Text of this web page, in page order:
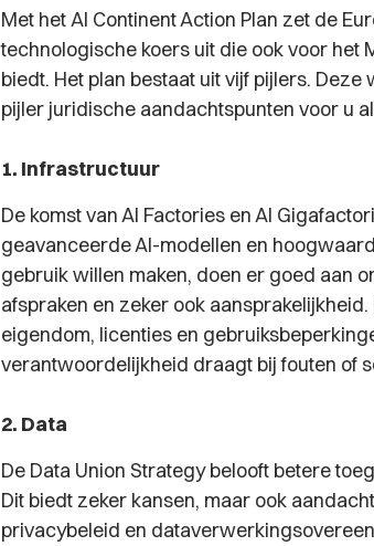
Met hetAI Continent Action Plan zet de
technologische koers uit die ook voor het
biedt. Het plan bestaat uit vijf pijlers.
pijler juridische aandachtspunten voor u
1. Infrastructuur
De komst van AI Factories en AI
geavanceerde AI-modellen en
gebruik willen maken, doen er goed aan
afspraken en zeker ook
eigendom, licenties en
verantwoordelijkheid draagt bij fouten of
2. Data
De Data Union Strategy belooft betere
Dit biedt zeker kansen, maar ook
privacybeleid en